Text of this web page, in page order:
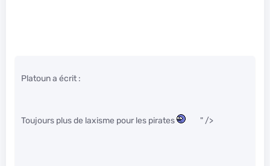
Platoun a écrit :
Toujours plus de laxisme pour les pirates " />